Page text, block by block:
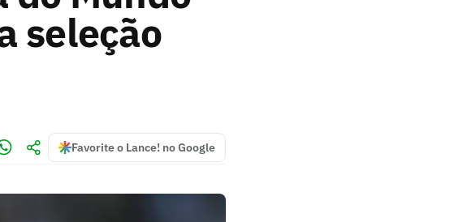
seleção
Favorite o Lance! no Google